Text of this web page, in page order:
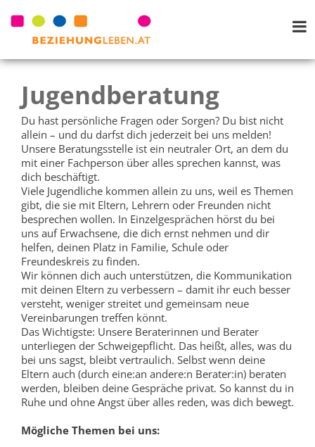
Jugendberatung
Du hast persönliche Fragen oder Sorgen? Du bist nicht
allein – und du darfst dich jederzeit bei uns melden!
Unsere Beratungsstelle ist ein neutraler Ort, an dem du
mit einer Fachperson über alles sprechen kannst, was
dich beschäftigt.
Viele Jugendliche kommen allein zu uns, weil es Themen
gibt, die sie mit Eltern, Lehrern oder Freunden nicht
besprechen wollen. In Einzelgesprächen hörst du bei
uns auf Erwachsene, die dich ernst nehmen und dir
helfen, deinen Platz in Familie, Schule oder
Freundeskreis zu finden.
Wir können dich auch unterstützen, die Kommunikation
mit deinen Eltern zu verbessern – damit ihr euch besser
versteht, weniger streitet und gemeinsam neue
Vereinbarungen treffen könnt.
Das Wichtigste: Unsere Beraterinnen und Berater
unterliegen der Schweigepflicht. Das heißt, alles, was du
bei uns sagst, bleibt vertraulich. Selbst wenn deine
Eltern auch (durch eine:an andere:n Berater:in) beraten
werden, bleiben deine Gespräche privat. So kannst du in
Ruhe und ohne Angst über alles reden, was dich bewegt.
Mögliche Themen bei uns: